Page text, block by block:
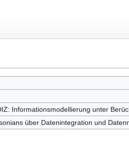
Informationsmodellierung unter
über Datenintegration und